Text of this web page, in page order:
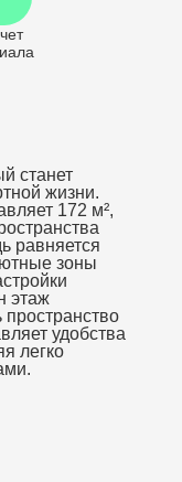
станет
жизни.
172 м²,
равняется
зоны
этаж
пространство
удобства
легко